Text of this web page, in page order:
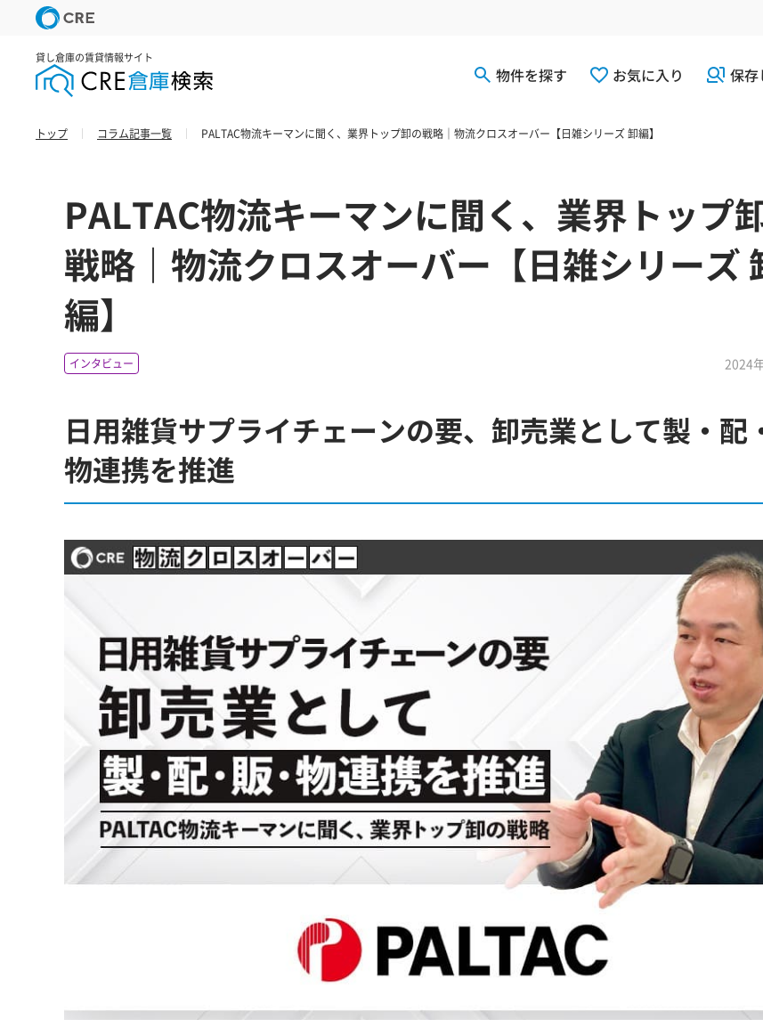
貸し倉庫の賃貸情報サイト
物件を探す お気に入り 保存
トップ コラム記事一覧 PALTAC物流キーマンに聞く、業界トップ卸の戦略｜物流クロスオーバー【日雑シリーズ 卸編】
PALTAC物流キーマンに聞く、業界トップ
戦略｜物流クロスオーバー【日雑シリーズ
編】
インタビュー 2024
日用雑貨サプライチェーンの要、卸売業として製・配
物連携を推進